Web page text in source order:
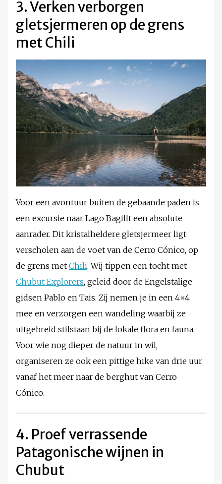
3. Verken verborgen
gletsjermeren op de grens
met Chili
Voor een avontuur buiten de gebaande paden is
een excursie naar Lago Bagillt een absolute
aanrader. Dit kristalheldere gletsjermeer ligt
verscholen aan de voet van de Cerro Cónico, op
de grens met Chili. Wij tippen een tocht met
Chubut Explorers, geleid door de Engelstalige
gidsen Pablo en Tais. Zij nemen je in een 4×4
mee en verzorgen een wandeling waarbij ze
uitgebreid stilstaan bij de lokale flora en fauna.
Voor wie nog dieper de natuur in wil,
organiseren ze ook een pittige hike van drie uur
vanaf het meer naar de berghut van Cerro
Cónico.
4. Proef verrassende
Patagonische wijnen in
Chubut